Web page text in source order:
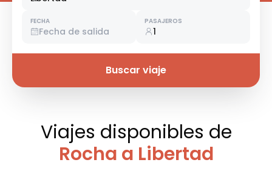
FECHA
Fecha de salida
PASAJEROS
1
Buscar viaje
Viajes disponibles de
Rocha a Libertad